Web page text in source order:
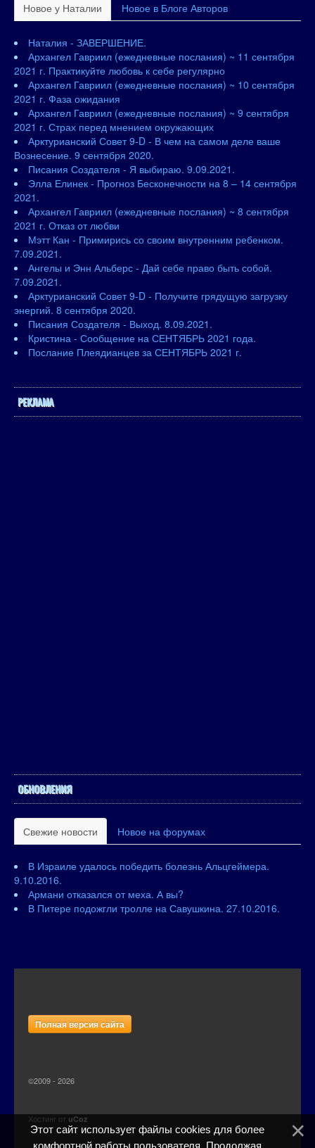
Новое у Наталии Новое в Блоге Авторов
Наталия - ЗАВЕРШЕНИЕ.
Архангел Гавриил (ежедневные послания) ~ 11 сентября
2021 г. Практикуйте любовь к себе регулярно
Архангел Гавриил (ежедневные послания) ~ 10 сентября
2021 г. Фаза ожидания
Архангел Гавриил (ежедневные послания) ~ 9 сентября
2021 г. Страх перед мнением окружающих
Арктурианский Совет 9-D - В чем на самом деле ваше
Вознесение. 9 сентября 2020.
Писания Создателя - Я выбираю. 9.09.2021.
Элла Елинек - Прогноз Бесконечности на 8 – 14 сентября
2021.
Архангел Гавриил (ежедневные послания) ~ 8 сентября
2021 г. Отказ от любви
Мэтт Кан - Примирись со своим внутренним ребенком.
7.09.2021.
Ангелы и Энн Альберс - Дай себе право быть собой.
7.09.2021.
Арктурианский Совет 9-D - Получите грядущую загрузку
энергий. 8 сентября 2020.
Писания Создателя - Выход. 8.09.2021.
Кристина - Сообщение на СЕНТЯБРЬ 2021 года.
Послание Плеядианцев за СЕНТЯБРЬ 2021 г.
РЕКЛАМА
ОБНОВЛЕНИЯ
Свежие новости Новое на форумах
В Израиле удалось победить болезнь Альцгеймера.
9.10.2016.
Армани отказался от меха. А вы?
В Питере подожгли тролле на Савушкина. 27.10.2016.
Полная версия сайта
©2009 - 2026
Хостинг от uCoz
Этот сайт использует файлы cookies для более
комфортной работы пользователя. Продолжая